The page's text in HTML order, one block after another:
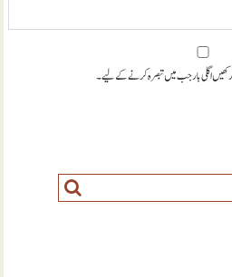
اگلی بار جب میں تبصرہ کرنے کےلیے۔